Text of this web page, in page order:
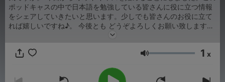
ポッドキャスの中で日本語を勉強している皆さんに役に立つ情報
をシェアしていきたいと思います。少しでも皆さんのお役に立て
れば嬉しいですね♪。 今後とも どうぞよろしくお願い致します。
早速ですが,私のポッドキャストを聞いてみましょう！😆🥰
音量 1 x